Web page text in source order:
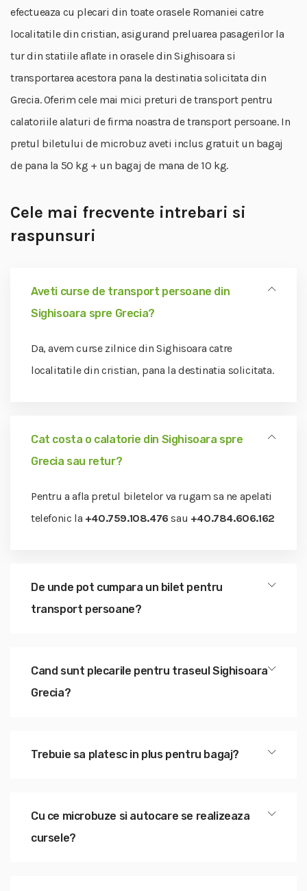
efectueaza cu plecari din toate orasele Romaniei catre
localitatile din cristian, asigurand preluarea pasagerilor la
tur din statiile aflate in orasele din Sighisoara si
transportarea acestora pana la destinatia solicitata din
Grecia. Oferim cele mai mici preturi de transport pentru
calatoriile alaturi de firma noastra de transport persoane. In
pretul biletului de microbuz aveti inclus gratuit un bagaj
de pana la 50 kg + un bagaj de mana de 10 kg.
Cele mai frecvente intrebari si
raspunsuri
Aveti curse de transport persoane din
Sighisoara spre Grecia?
Da, avem curse zilnice din Sighisoara catre
localitatile din cristian, pana la destinatia solicitata.
Cat costa o calatorie din Sighisoara spre
Grecia sau retur?
Pentru a afla pretul biletelor va rugam sa ne apelati
telefonic la +40.759.108.476 sau +40.784.606.162
De unde pot cumpara un bilet pentru
transport persoane?
Cand sunt plecarile pentru traseul Sighisoara
Grecia?
Trebuie sa platesc in plus pentru bagaj?
Cu ce microbuze si autocare se realizeaza
cursele?